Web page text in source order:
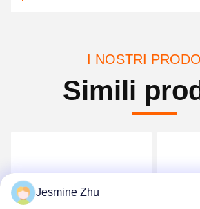
I NOSTRI
Simili
Jesmine Zhu